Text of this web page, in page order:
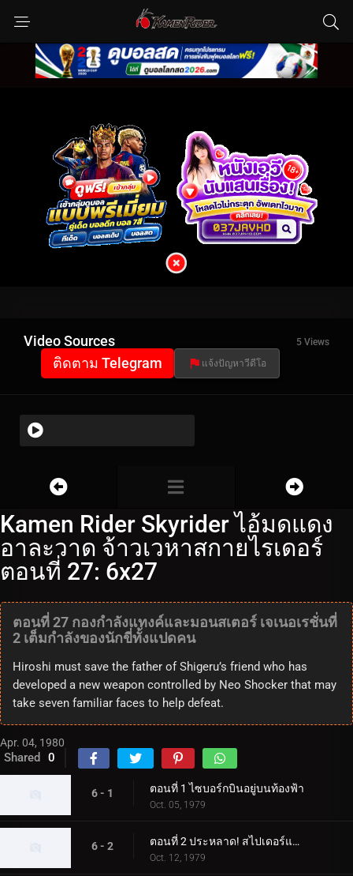
Video Sources 5 Views
ติดตาม Telegram แจ้งปัญหาวีดีโอ
Kamen Rider Skyrider ไอ้มดแดง
อาละวาด จ้าวเวหาสกายไรเดอร์
ตอนที่ 27: 6x27
ตอนที่ 27 กองกำลังแทงค์และมอนสเตอร์ เจเนอเรชั่นที่
2 เต็มกำลังของนักขี่ทั้งแปดคน
Hiroshi must save the father of Shigeru’s friend who has
developed a new weapon controlled by Neo Shocker that may
take seven familiar faces to help defeat.
Apr. 04, 1980
Shared 0
6 - 1 ตอนที่ 1 ไซบอร์กบินอยู่บนท้องฟ้า
Oct. 05, 1979
6 - 2 ตอนที่ 2 ประหลาด! สไปเดอร์แมน
Oct. 12, 1979